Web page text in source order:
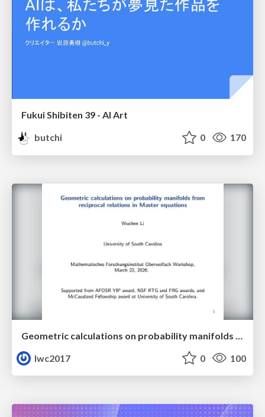
Fukui Shibiten 39 - AI Art
butchi
0 170
lwc2017
0 100